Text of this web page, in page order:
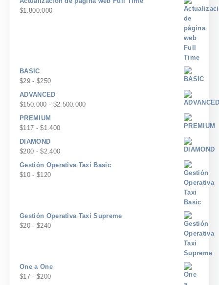
$1.800.000
BASIC
$29 - $250Rango
precios:
desde
hasta
ADVANCED
$150.000 - $2.500.000Rango
$2.500.000
PREMIUM
$117 - $1.400Rango
$117
DIAMOND
$200 - $2.400Rango
Gestión Operativa Taxi Basic
$10 - $120Rango
$10
hasta
Gestión Operativa Taxi Supreme
$20 - $240Rango
$20
hasta
One a One
$17 - $200Rango